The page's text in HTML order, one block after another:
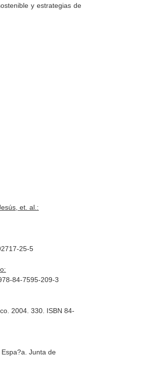
y estrategias de
et. al.:
25-5
84-7595-209-3
2004. 330. ISBN 84-
Junta de